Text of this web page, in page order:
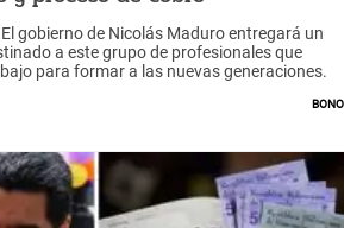
gobierno de Nicolás Maduro entregará un
a este grupo de profesionales que
para formar a las nuevas generaciones.
Bono